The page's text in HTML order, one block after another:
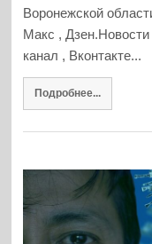
Воронежской
Макс ,
канал , Вконтакте...
Подробнее...